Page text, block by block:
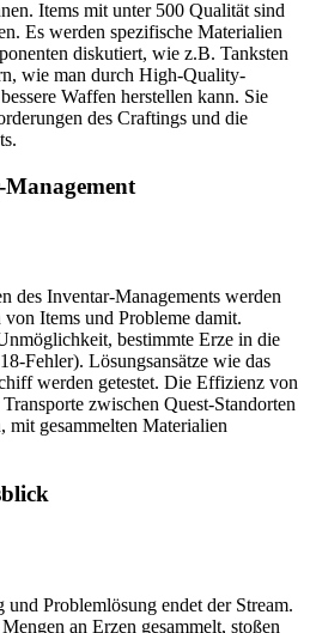
Items mit unter 500 Qualität sind
Es werden spezifische Materialien
diskutiert, wie z.B. Tanksten
wie man durch High-Quality-
Waffen herstellen kann. Sie
des Craftings und die
des Inventar-Managements werden
Items und Probleme damit.
bestimmte Erze in die
Fehler). Lösungsansätze wie das
werden getestet. Die Effizienz von
zwischen Quest-Standorten
mit gesammelten Materialien
Problemlösung endet der Stream.
an Erzen gesammelt, stoßen